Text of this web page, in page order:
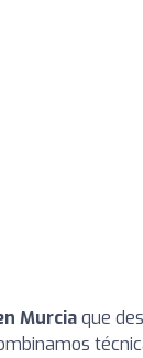
Murciaque